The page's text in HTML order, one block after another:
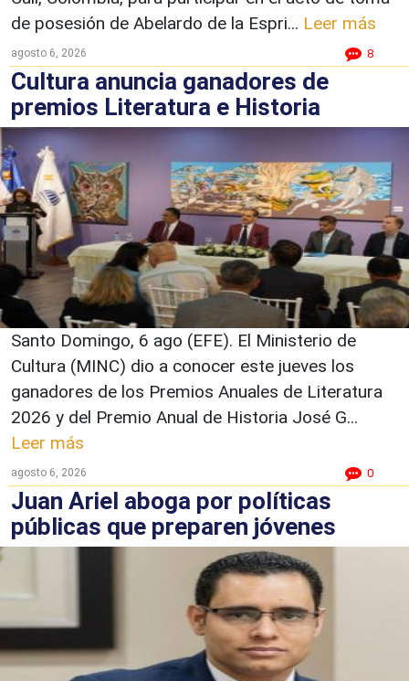
de posesión de Abelardo de la Espri... Leer más
agosto 6, 2026 8
Cultura anuncia ganadores de
premios Literatura e Historia
Santo Domingo, 6 ago (EFE). El Ministerio de
Cultura (MINC) dio a conocer este jueves los
ganadores de los Premios Anuales de Literatura
2026 y del Premio Anual de Historia José G...
Leer más
agosto 6, 2026 0
Juan Ariel aboga por políticas
públicas que preparen jóvenes